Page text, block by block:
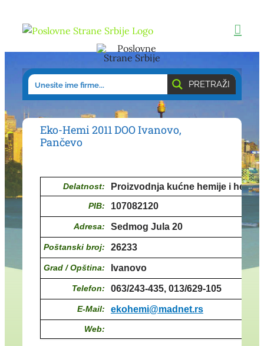
PRETRAŽI
Eko-Hemi 2011 DOO Ivanovo,
Pančevo
Delatnost: Proizvodnja kućne hemije i
PIB: 107082120
Adresa: Sedmog Jula 20
Poštanski broj: 26233
Grad / Opština: Ivanovo
Telefon: 063/243-435, 013/629-105
E-Mail: ekohemi@madnet.rs
Web: